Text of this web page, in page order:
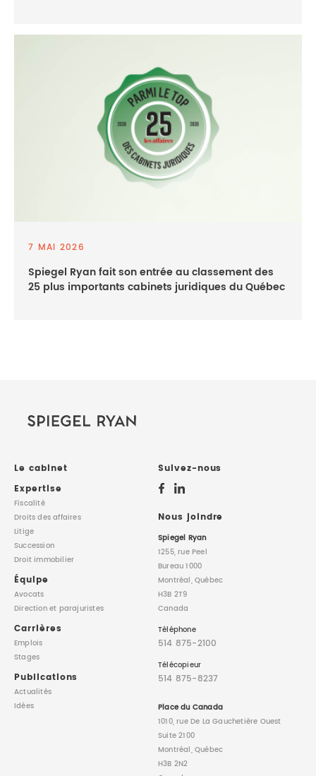
7 MAI 2026
Spiegel Ryan fait son entrée au classement des
25 plus importants cabinets juridiques du Québec
Le cabinet
Expertise
Fiscalité
Droits des affaires
Litige
Succession
Droit immobilier
Équipe
Avocats
Directionet parajuristes
Carrières
Emplois
Stages
Publications
Actualités
Idées
Suivez-nous
Nous joindre
Spiegel Ryan
1255, rue Peel
Bureau 1000
Montréal, Québec
H3B 2T9
Canada
Téléphone
514 875-2100
Télécopieur
514 875-8237
Place du Canada
1010, rue De La Gauchetière Ouest
Suite 2100
Montréal, Québec
H3B 2N2